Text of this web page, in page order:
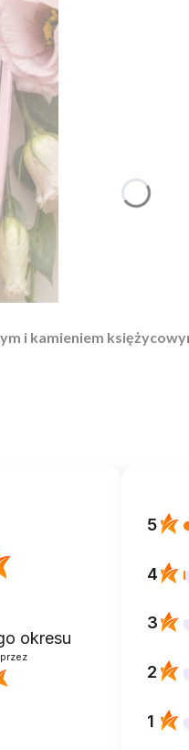
i kamieniem
okresu
5
4
3
2
1